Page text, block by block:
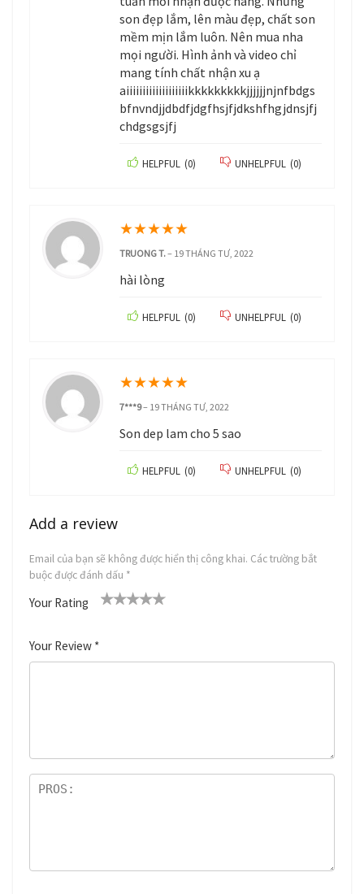
son đẹp lắm, lên màu đẹp, chất son
mềm mịn lắm luôn. Nên mua nha
mọi người. Hình ảnh và video chỉ
mang tính chất nhận xu ạ
aiiiiiiiiiiiiiiiiiiikkkkkkkkkjjjjjjnjnfbdgs
bfnvndjjdbdfjdgfhsjfjdkshfhgjdnsjfj
chdgsgsjfj
HELPFUL (0) UNHELPFUL (0)
★★★★★
TRUONG T.– 19 THÁNG TƯ, 2022
hài lòng
HELPFUL (0) UNHELPFUL (0)
★★★★★
7***9– 19 THÁNG TƯ, 2022
Son dep lam cho 5 sao
HELPFUL (0) UNHELPFUL (0)
Add a review
Email của bạn sẽ không được hiển thị công khai. Các trường bắt
buộc được đánh dấu *
Your Rating
Your Review *